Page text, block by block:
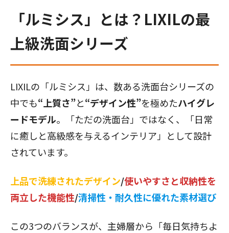
「ルミシス」とは？LIXILの最
上級洗面シリーズ
LIXILの「ルミシス」は、数ある洗面台シリーズの
中でも“上質さ”と“デザイン性”を極めたハイグレ
ードモデル。「ただの洗面台」ではなく、「日常
に癒しと高級感を与えるインテリア」として設計
されています。
上品で洗練されたデザイン/使いやすさと収納性を
両立した機能性/清掃性・耐久性に優れた素材選び
この3つのバランスが、主婦層から「毎日気持ちよ